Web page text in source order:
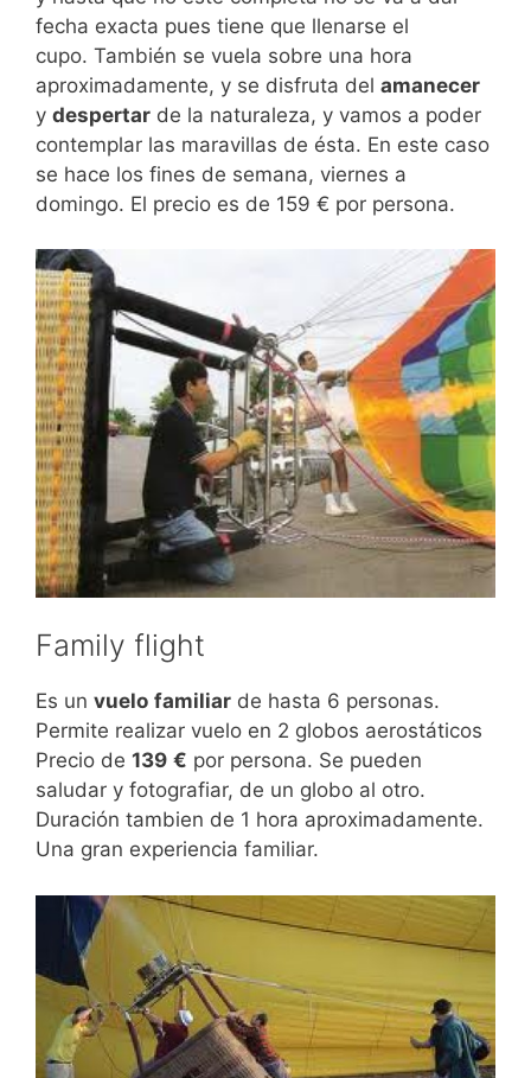
fecha exacta pues tiene que llenarse el
cupo. También se vuela sobre una hora
aproximadamente, y se disfruta del amanecer
y despertar de la naturaleza, y vamos a poder
contemplar las maravillas de ésta. En este caso
se hace los fines de semana, viernes a
domingo. El precio es de 159 € por persona.
Family flight
Es un vuelo familiar de hasta 6 personas.
Permite realizar vuelo en 2 globos aerostáticos
Precio de 139 € por persona. Se pueden
saludar y fotografiar, de un globo al otro.
Duración tambien de 1 hora aproximadamente.
Una gran experiencia familiar.